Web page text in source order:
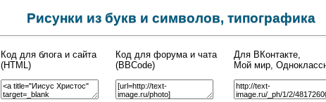
Рисунки из букв и символов, типографика
Код для блога и сайта
(HTML)
Код для форума и чата
(BBCode)
Для ВКонтакте,
Мой мир,